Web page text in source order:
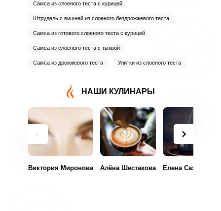
Самса из слоеного теста с курицей
Штрудель с вишней из слоеного бездрожжевого теста
Самса из готового слоеного теста с курицей
Самса из слоеного теста с тыквой
Самса из дрожжевого теста Улитки из слоеного теста
НАШИ КУЛИНАРЫ
Виктория Миронова Алёна Шестакова Елена Сазонова